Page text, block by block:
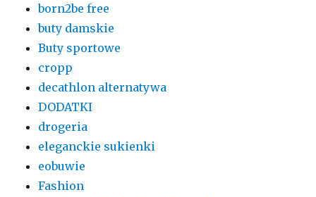
born2be free
buty damskie
Buty sportowe
cropp
decathlon alternatywa
DODATKI
drogeria
eleganckie sukienki
eobuwie
Fashion